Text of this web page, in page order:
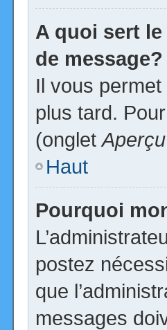
A quoi sert
de message?
Il vous
plus tard.
(onglet
Haut
Pourquoi
postez
que
messages